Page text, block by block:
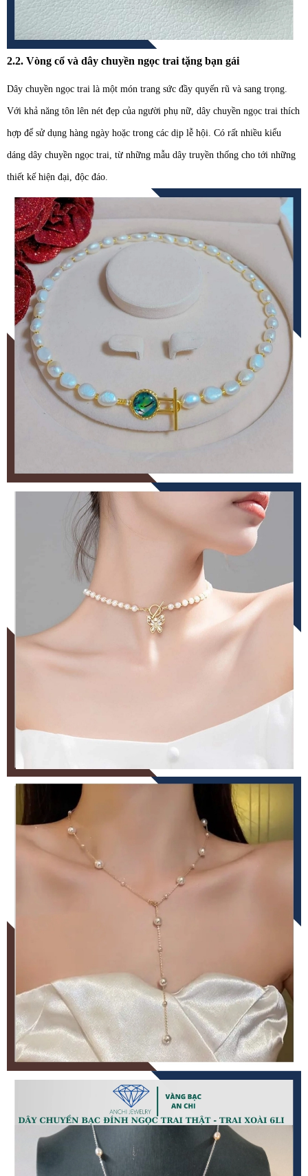
2.2. Vòng cổ và dây chuyền ngọc trai tặng bạn gái
Dây chuyền ngọc trai là một món trang sức đầy quyến rũ và sang trọng.
Với khả năng tôn lên nét đẹp của người phụ nữ, dây chuyền ngọc trai thích
hợp để sử dụng hàng ngày hoặc trong các dịp lễ hội. Có rất nhiều kiểu
dáng dây chuyền ngọc trai, từ những mẫu dây truyền thống cho tới những
thiết kế hiện đại, độc đáo.